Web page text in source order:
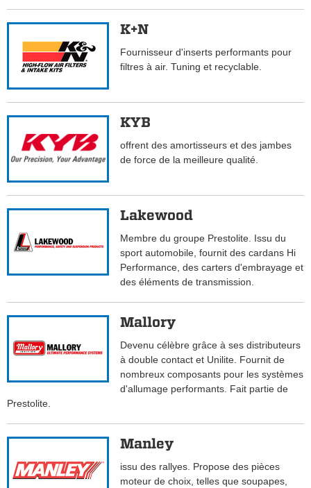
K+N
Fournisseur d'inserts performants pour
filtres à air. Tuning et recyclable.
KYB
offrent des amortisseurs et des jambes
de force de la meilleure qualité.
Lakewood
Membre du groupe Prestolite. Issu du
sport automobile, fournit des cardans Hi
Performance, des carters d'embrayage et
des éléments de transmission.
Mallory
Devenu célèbre grâce à ses distributeurs
à double contact et Unilite. Fournit de
nombreux composants pour les systèmes
d'allumage performants. Fait partie de
Prestolite.
Manley
issu des rallyes. Propose des pièces
moteur de choix, telles que soupapes,